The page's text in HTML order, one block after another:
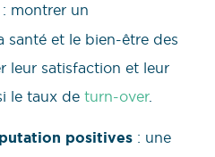
: montrer un
santé et le bien-être des
leur satisfaction et leur
le taux de turn-over.
positives : une